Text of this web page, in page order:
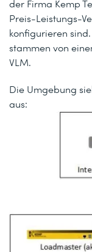
der Firma Kemp
Preis-Leistungs-
konfigurieren
stammen von
VLM.
Die Umgebung
aus: